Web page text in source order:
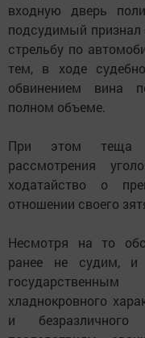
входную дверь
подсудимый признал
стрельбу по
тем, в ходе
обвинением вина
полном объеме.
При этом теща
рассмотрения
ходатайство о
отношении своего
Несмотря на то
ранее не судим, и
хладнокровного
и